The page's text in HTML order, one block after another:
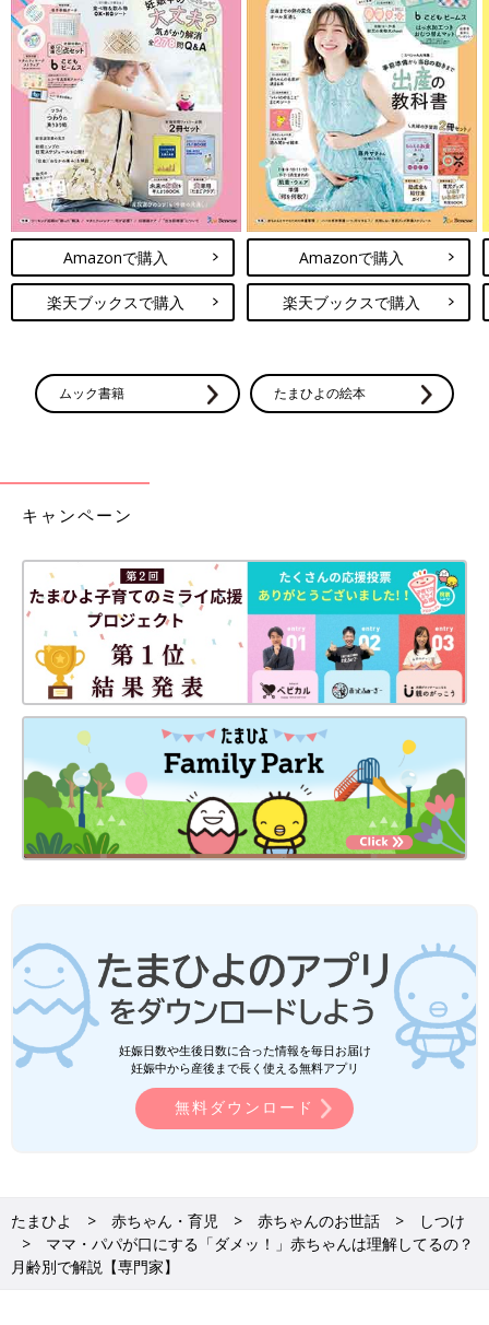
Amazonで購入
楽天ブックスで購入
Amazonで購入
楽天ブックスで購入
ムック書籍 たまひよの絵本
キャンペーン
妊娠日数や生後日数に合った情報を毎日お届け
妊娠中から産後まで長く使える無料アプリ
無料ダウンロード
たまひよ 赤ちゃん・育児 赤ちゃんのお世話
しつけ
ママ・パパが口にする「ダメッ！」赤ちゃんは理解してるの？
月齢別で解説【専門家】